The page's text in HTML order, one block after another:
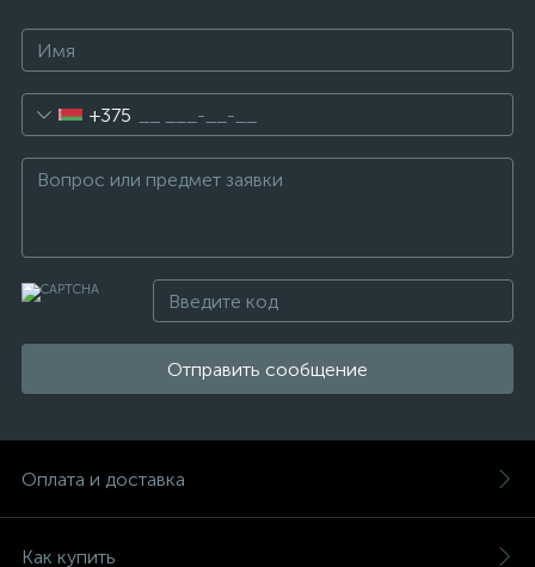
+375
Отправить сообщение
Оплата и доставка
Как купить